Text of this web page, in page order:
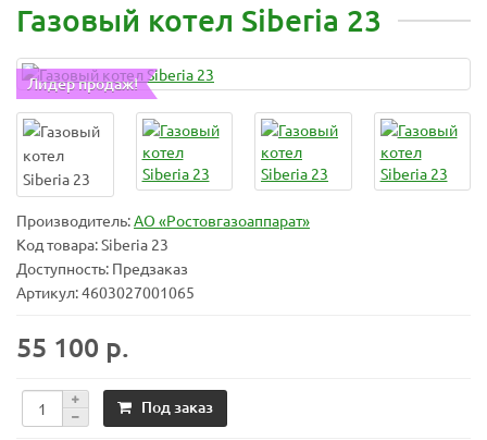
Газовый котел Siberia 23
Лидер продаж!
Производитель:АО «Ростовгазоаппарат»
Код товара:Siberia 23
Доступность: Предзаказ
Артикул: 4603027001065
55 100 р.
Под заказ